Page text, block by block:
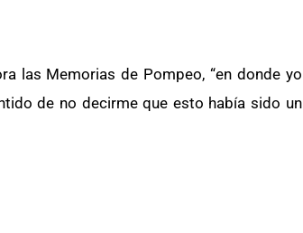
las Memorias de Pompeo, “en donde yo
de no decirme que esto había sido un